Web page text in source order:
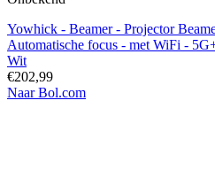
Yowhick - Beamer - Projector
Automatische focus - met WiFi -
Wit
€202,99
Naar Bol.com